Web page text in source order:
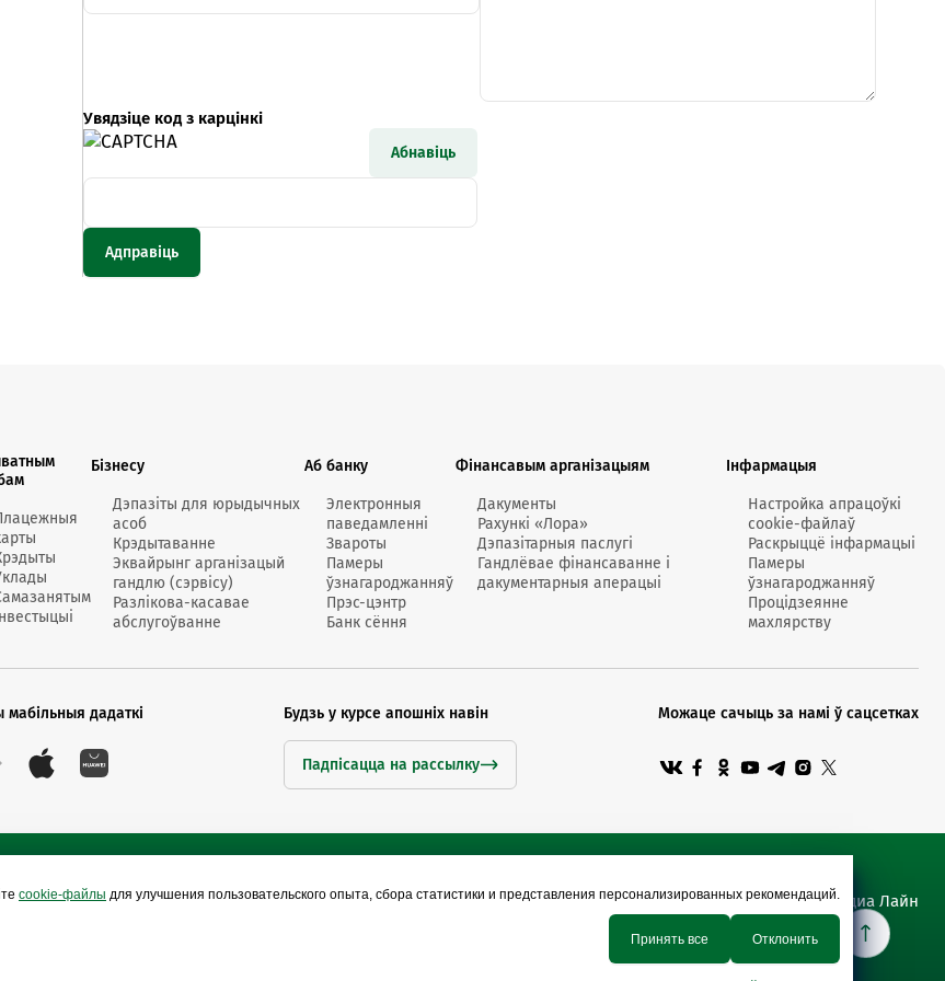
Анлайн-кансультант:
Кантакты
нумары
Увядзіце код з карцінкі
Абнавіць
Бізнесу
Дэпазіты для юрыдычных
асоб
Крэдытаванне
Эквайрынг арганізацый
гандлю (сэрвісу)
Разлікова-касавае
абслугоўванне
Аб банку
Электронныя
паведамленні
Звароты
Памеры
ўзнагароджанняў
Прэс-цэнтр
Банк сёння
Фінансавым арганізацыям
Дакументы
Рахункі «Лора»
Дэпазітарныя паслугі
Гандлёвае фінансаванне і
дакументарныя аперацыі
Інфармацыя
Настройка апрацоўкі
cookie-файлаў
Раскрыццё інфармацыі
Памеры
ўзнагароджанняў
Процідзеянне
махлярству
дадаткі Будзь у курсе апошніх навін
Падпісацца на рассылку
Можаце сачыць за намі ў сацсетках
Сайты Беларусбанка Сайт распрацаваны Медиа Лайн
cookie-файлы для улучшения пользовательского опыта, сбора статистики и представления персонализированных рекомендаций.
Принять все Отклонить